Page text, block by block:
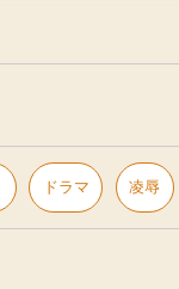
ドラマ 凌辱